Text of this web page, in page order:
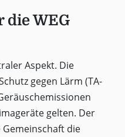
die WEG
Aspekt. Die
gegen Lärm (TA-
gelten. Der
die